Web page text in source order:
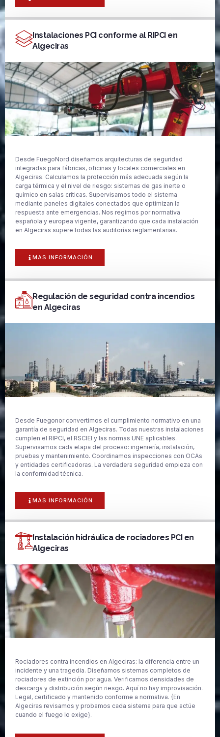
Instalaciones PCI conforme al RIPCI en
Algeciras
Desde FuegoNord diseñamos arquitecturas de seguridad
integradas para fábricas, oficinas y locales comerciales en
Algeciras. Calculamos la protección más adecuada según la
carga térmica y el nivel de riesgo: sistemas de gas inerte o
químico en salas críticas. Supervisamos todo el sistema
mediante paneles digitales conectados que optimizan la
respuesta ante emergencias. Nos regimos por normativa
española y europea vigente, garantizando que cada instalación
en Algeciras supere todas las auditorías reglamentarias.
MAS INFORMACIÓN
Regulación de seguridad contra incendios
en Algeciras
Desde Fuegonor convertimos el cumplimiento normativo en una
garantía de seguridad en Algeciras. Todas nuestras instalaciones
cumplen el RIPCI, el RSCIEI y las normas UNE aplicables.
Supervisamos cada etapa del proceso: ingeniería, instalación,
pruebas y mantenimiento. Coordinamos inspecciones con OCAs
y entidades certificadoras. La verdadera seguridad empieza con
la conformidad técnica.
MAS INFORMACIÓN
Instalación hidráulica de rociadores PCI en
Algeciras
Rociadores contra incendios en Algeciras: la diferencia entre un
incidente y una tragedia. Diseñamos sistemas completos de
rociadores de extinción por agua. Verificamos densidades de
descarga y distribución según riesgo. Aquí no hay improvisación.
Legal, certificado y mantenido conforme a normativa. {En
Algeciras revisamos y probamos cada sistema para que actúe
cuando el fuego lo exige}.